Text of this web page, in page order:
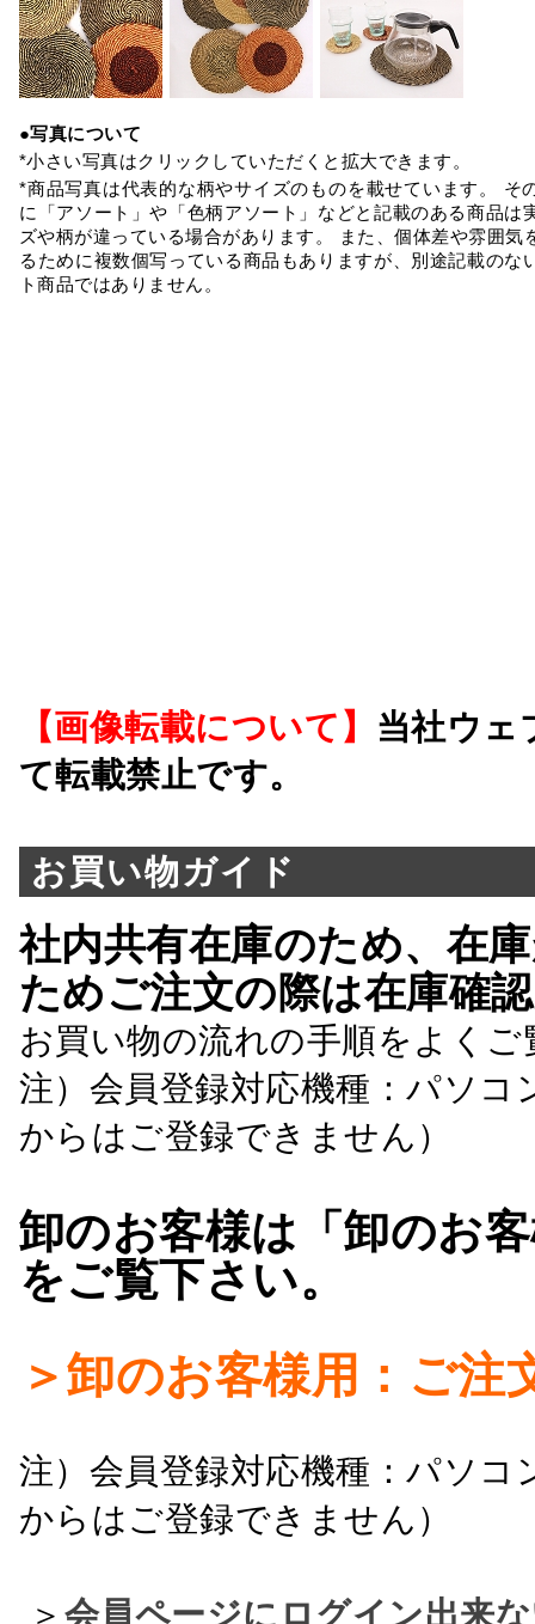
●写真について
*小さい写真はクリックしていただくと拡大できます。
*商品写真は代表的な柄やサイズのものを載せています。 そ
に「アソート」や「色柄アソート」などと記載のある商品は
ズや柄が違っている場合があります。 また、個体差や雰囲気
るために複数個写っている商品もありますが、別途記載のな
ト商品ではありません。
【画像転載について】 当社ウェ
て転載禁止です。
お買い物ガイド
社内共有在庫のため、在
ためご注文の際は在庫確
お買い物の流れの手順をよくご
注）会員登録対応機種：パソ
からはご登録できません）
卸のお客様は「卸のお
をご覧下さい。
＞卸のお客様用：ご注
注）会員登録対応機種：パソ
からはご登録できません）
＞ 会員ページにログイン出来